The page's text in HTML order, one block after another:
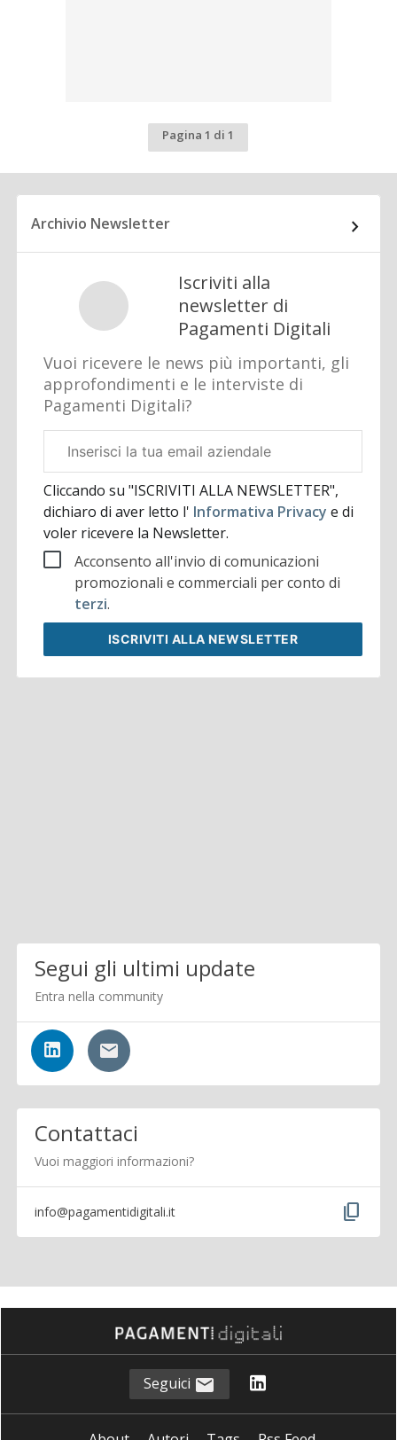
Pagina 1 di 1
Archivio Newsletter
Iscriviti alla
newsletter di
Pagamenti Digitali
Vuoi ricevere le news più importanti, gli
approfondimenti e le interviste di
Pagamenti Digitali?
aziendale
Cliccando su "ISCRIVITI ALLA NEWSLETTER",
dichiaro di aver letto l' Informativa Privacye di
voler ricevere la Newsletter.
Acconsento all'invio di comunicazioni
promozionali e commerciali per conto di
terzi.
ISCRIVITI ALLA NEWSLETTER
Segui gli ultimi update
Entra nella community
Contattaci
Vuoi maggiori informazioni?
info@pagamentidigitali.it content_copy
Seguici